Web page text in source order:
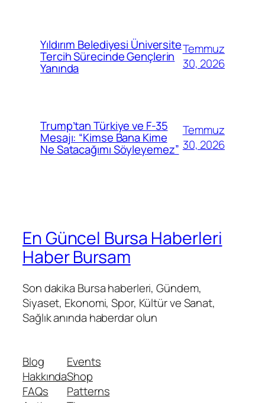
Yıldırım Belediyesi Üniversite
Tercih Sürecinde Gençlerin
Yanında
Temmuz
30, 2026
Trump’tan Türkiye ve F-35
Mesajı: “Kimse Bana Kime
Ne Satacağımı Söyleyemez”
Temmuz
30, 2026
En Güncel Bursa Haberleri
Haber Bursam
Son dakika Bursa haberleri, Gündem,
Siyaset, Ekonomi, Spor, Kültür ve Sanat,
Sağlık anında haberdar olun
Blog
Hakkında
FAQs
Events
Shop
Patterns